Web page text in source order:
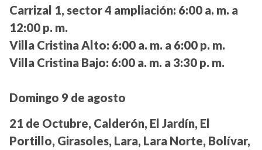
Carrizal 1, sector 4 ampliación: 6:00 a. m. a
12:00 p. m.
Villa Cristina Alto: 6:00 a. m. a 6:00 p. m.
Villa Cristina Bajo: 6:00 a. m. a 3:30 p. m.
Domingo 9 de agosto
21 de Octubre, Calderón, El Jardín, El
Portillo, Girasoles, Lara, Lara Norte, Bolívar,